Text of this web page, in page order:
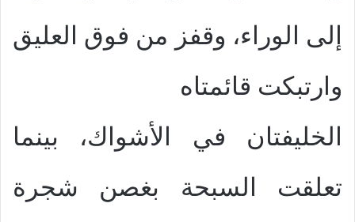
إلى الوراء، وقفز من فوق العليق
وارتبكت قائمتاه
الخليفتان في الأشواك، بينما
تعلقت السبحة بغصن شجرة